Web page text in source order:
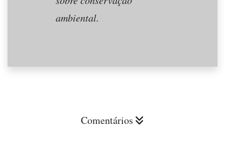
ambiental.
Comentários